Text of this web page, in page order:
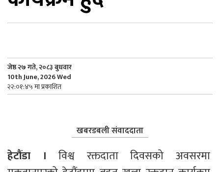
जेष्ठ २७ गते, २०८३ बुधवार
10th June, 2026 Wed
२२:०१:४५ मा प्रकाशित
खबरडबली संवाददाता
हेटौंडा । विश्व रक्तदाता दिवसको अवसरमा